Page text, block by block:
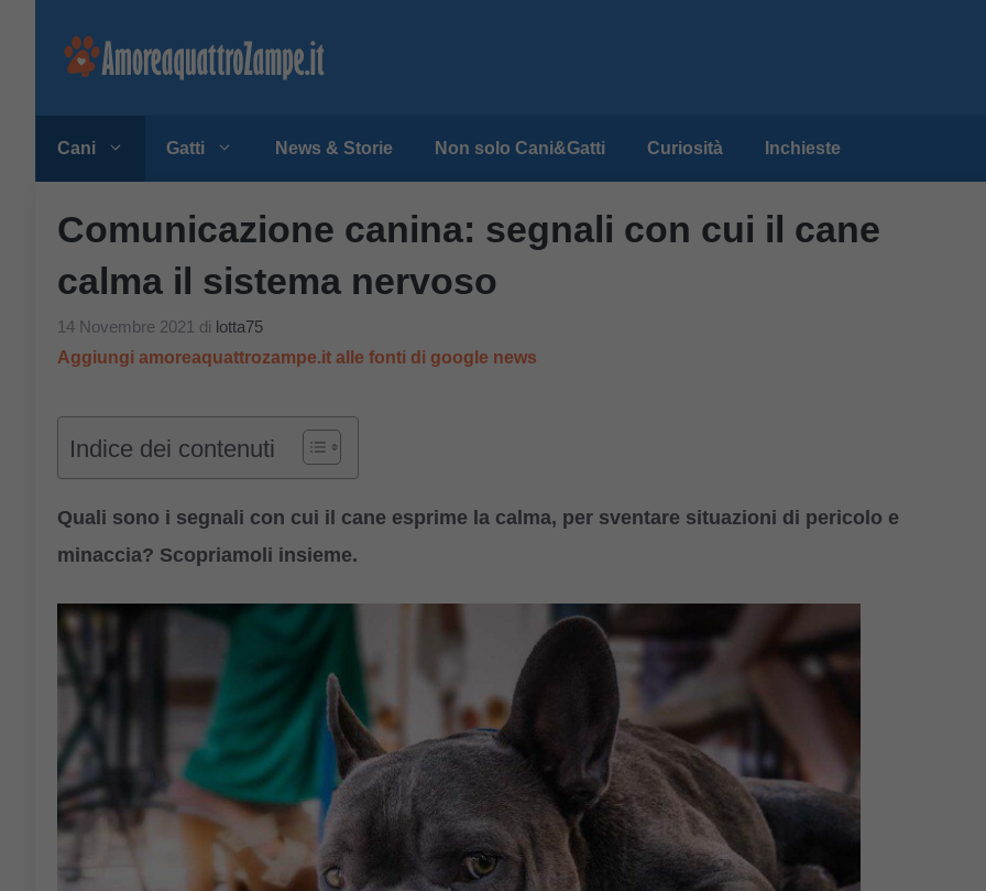
Cani Gatti News & Storie Non solo Cani&Gatti Curiosità Inchieste
Comunicazione canina: segnali con cui il cane
calma il sistema nervoso
14 Novembre 2021 di lotta75
Aggiungi amoreaquattrozampe.it alle fonti di google news
Indice dei contenuti
Quali sono i segnali con cui il cane esprime la calma, per sventare situazioni di pericolo e
minaccia? Scopriamoli insieme.